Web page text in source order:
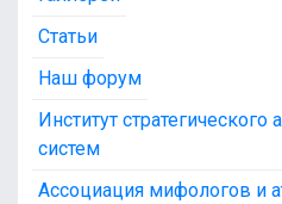
Статьи
Наш форум
Институт
систем
Ассоциация мифологов и